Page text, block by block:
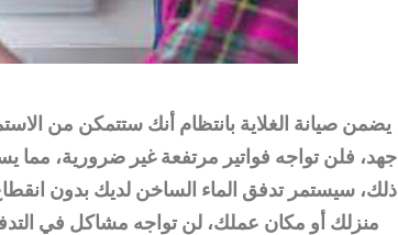
يضمن صيانة الغلاية بانتظام أنك ستتمكن من
جهد، فلن تواجه فواتير مرتفعة غير ضرورية، مما
ذلك، سيستمر تدفق الماء الساخن لديك بدون
منزلك أو مكان عملك، لن تواجه مشاكل في